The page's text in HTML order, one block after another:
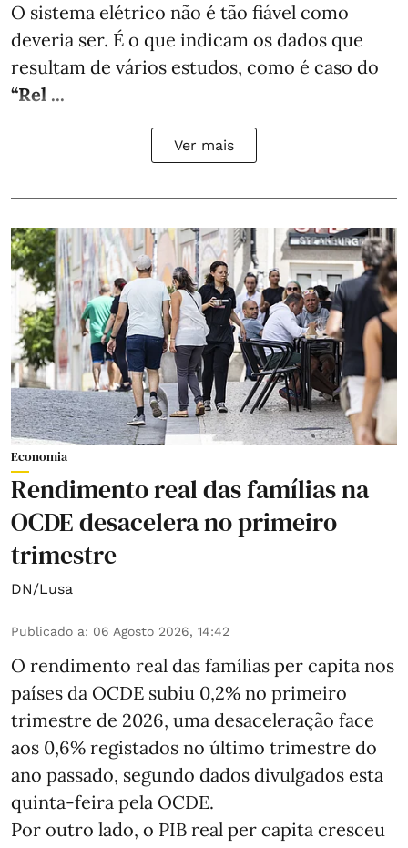
O sistema elétrico não é tão fiável como
deveria ser. É o que indicam os dados que
resultam de vários estudos, como é caso do
“Rel ...
Ver mais
Economia
Rendimento real das famílias na
OCDE desacelera no primeiro
trimestre
DN/Lusa
Publicado a: 06 Agosto 2026, 14:42
O rendimento real das famílias per capita nos
países da OCDE subiu 0,2% no primeiro
trimestre de 2026, uma desaceleração face
aos 0,6% registados no último trimestre do
ano passado, segundo dados divulgados esta
quinta-feira pela OCDE.
Por outro lado, o PIB real per capita cresceu